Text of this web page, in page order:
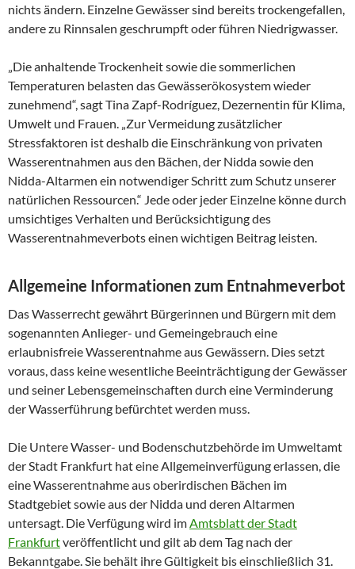
nichts ändern. Einzelne Gewässer sind bereits trockengefallen,
andere zu Rinnsalen geschrumpft oder führen Niedrigwasser.
„Die anhaltende Trockenheit sowie die sommerlichen
Temperaturen belasten das Gewässerökosystem wieder
zunehmend“, sagt Tina Zapf-Rodríguez, Dezernentin für Klima,
Umwelt und Frauen. „Zur Vermeidung zusätzlicher
Stressfaktoren ist deshalb die Einschränkung von privaten
Wasserentnahmen aus den Bächen, der Nidda sowie den
Nidda-Altarmen ein notwendiger Schritt zum Schutz unserer
natürlichen Ressourcen.“ Jede oder jeder Einzelne könne durch
umsichtiges Verhalten und Berücksichtigung des
Wasserentnahmeverbots einen wichtigen Beitrag leisten.
Allgemeine Informationen zum Entnahmeverbot
Das Wasserrecht gewährt Bürgerinnen und Bürgern mit dem
sogenannten Anlieger- und Gemeingebrauch eine
erlaubnisfreie Wasserentnahme aus Gewässern. Dies setzt
voraus, dass keine wesentliche Beeinträchtigung der Gewässer
und seiner Lebensgemeinschaften durch eine Verminderung
der Wasserführung befürchtet werden muss.
Die Untere Wasser- und Bodenschutzbehörde im Umweltamt
der Stadt Frankfurt hat eine Allgemeinverfügung erlassen, die
eine Wasserentnahme aus oberirdischen Bächen im
Stadtgebiet sowie aus der Nidda und deren Altarmen
untersagt. Die Verfügung wird imAmtsblatt der Stadt
Frankfurtveröffentlicht und gilt ab dem Tag nach der
Bekanntgabe. Sie behält ihre Gültigkeit bis einschließlich 31.